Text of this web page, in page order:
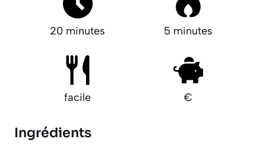
20 minutes 5 minutes
facile €
Ingrédients